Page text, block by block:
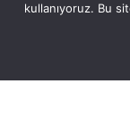
© Telif Hakkı 2026,
kullanıyoruz. Bu